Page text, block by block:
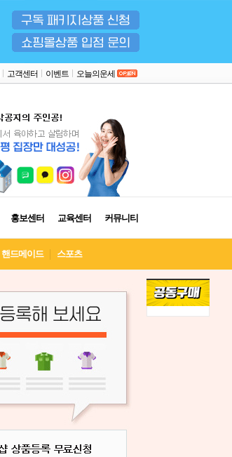
고객센터 이벤트 오늘의운세
홍보센터 교육센터 커뮤니티
핸드메이드 스포츠